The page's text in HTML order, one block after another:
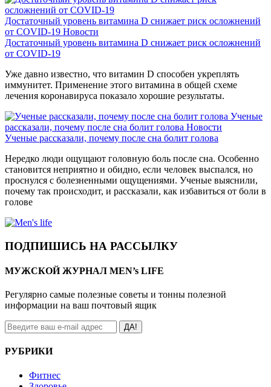
Достаточный уровень витамина D снижает риск осложнений
от COVID-19 Новости
Достаточный уровень витамина D снижает риск осложнений
от COVID-19
Уже давно известно, что витамин D способен укреплять
иммунитет. Применение этого витамина в общей схеме
лечения коронавируса показало хорошие результаты.
Ученые
рассказали, почему после сна болит голова Новости
Ученые рассказали, почему после сна болит голова
Нередко люди ощущают головную боль после сна. Особенно
становится неприятно и обидно, если человек выспался, но
проснулся с болезненными ощущениями. Ученые выяснили,
почему так происходит, и рассказали, как избавиться от боли в
голове
ПОДПИШИСЬ НА РАССЫЛКУ
МУЖСКОЙ ЖУРНАЛ MEN’s LIFE
Регулярно самые полезные советы и тонны полезной
информации на ваш почтовый ящик
ДА!
РУБРИКИ
Фитнес